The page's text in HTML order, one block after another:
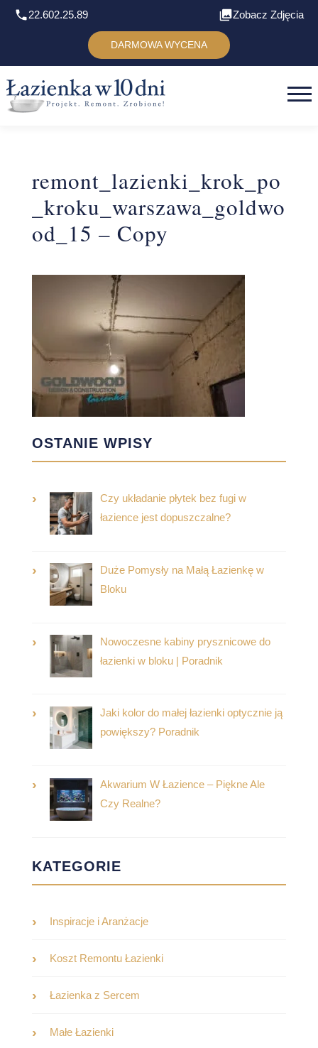
22.602.25.89 Zobacz Zdjęcia
DARMOWA WYCENA
remont_lazienki_krok_po
_kroku_warszawa_goldwo
od_15 – Copy
OSTANIE WPISY
Czy układanie płytek bez fugi w
łazience jest dopuszczalne?
Duże Pomysły na Małą Łazienkę w
Bloku
Nowoczesne kabiny prysznicowe do
łazienki w bloku | Poradnik
Jaki kolor do małej łazienki optycznie ją
powiększy? Poradnik
Akwarium W Łazience – Piękne Ale
Czy Realne?
KATEGORIE
Inspiracje i Aranżacje
Koszt Remontu Łazienki
Łazienka z Sercem
Małe Łazienki